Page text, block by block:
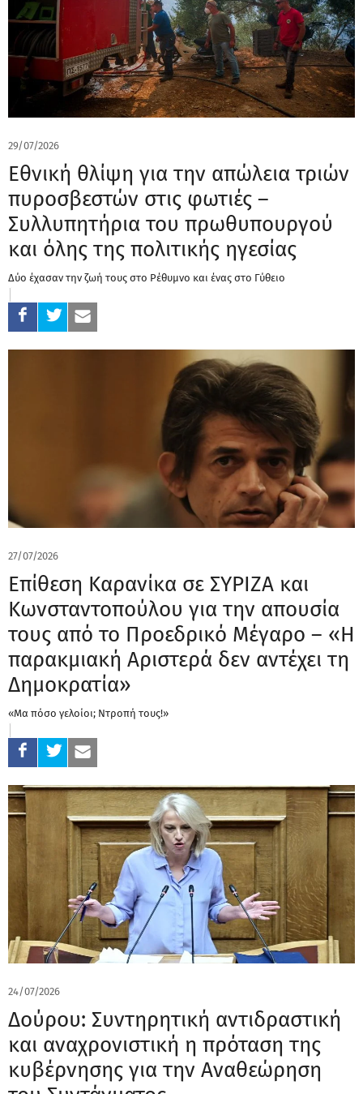
29/07/2026
Εθνική θλίψη για την απώλεια τριών
πυροσβεστών στις φωτιές –
Συλλυπητήρια του πρωθυπουργού
και όλης της πολιτικής ηγεσίας
Δύο έχασαν την ζωή τους στο Ρέθυμνο και ένας στο Γύθειο
27/07/2026
Επίθεση Καρανίκα σε ΣΥΡΙΖΑ και
Κωνσταντοπούλου για την απουσία
τους από το Προεδρικό Μέγαρο – «Η
παρακμιακή Αριστερά δεν αντέχει τη
Δημοκρατία»
«Μα πόσο γελοίοι; Ντροπή τους!»
24/07/2026
Δούρου: Συντηρητική αντιδραστική
και αναχρονιστική η πρόταση της
κυβέρνησης για την Αναθεώρηση